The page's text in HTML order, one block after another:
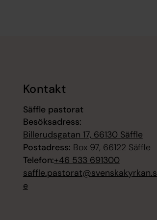
Kontakt
Säffle pastorat
Besöksadress:
Billerudsgatan 17, 66130 Säffle
Postadress: Box 97, 66122 Säffle
Telefon:+46 533 691300
saffle.pastorat@svenskakyrkan.s
e